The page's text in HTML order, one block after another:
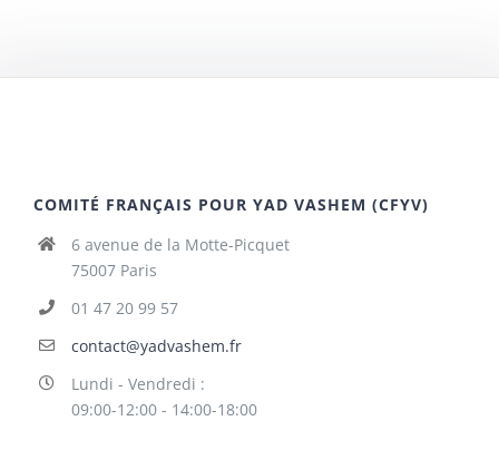
COMITÉ FRANÇAIS POUR YAD VASHEM (CFYV)
6 avenue de la Motte-Picquet
75007 Paris
01 47 20 99 57
contact@yadvashem.fr
Lundi - Vendredi :
09:00-12:00 - 14:00-18:00